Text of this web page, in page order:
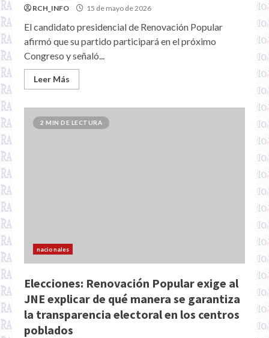
RCH_INFO 15 de mayo de 2026
El candidato presidencial de Renovación Popular
afirmó que su partido participará en el próximo
Congreso y señaló...
Leer Más
2 MIN DE LECTURA
nacionales
Elecciones: Renovación Popular exige al
JNE explicar de qué manera se garantiza
la transparencia electoral en los centros
poblados